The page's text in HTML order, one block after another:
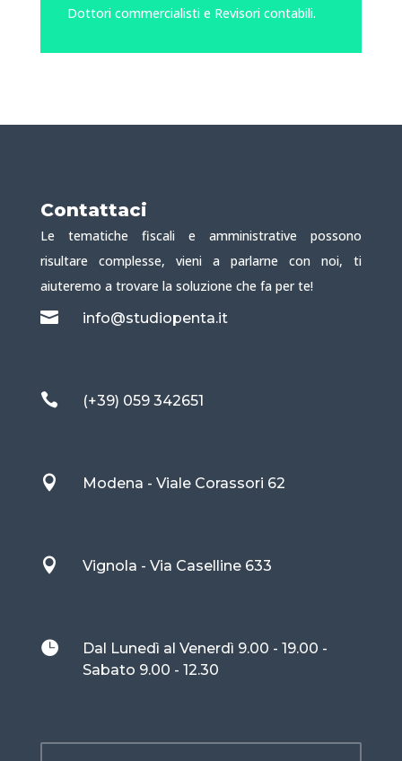
Dottori commercialisti e Revisori contabili.
Contattaci
Le tematiche fiscali e amministrative possono
risultare complesse, vieni a parlarne con noi, ti
aiuteremo a trovare la soluzione che fa per te!
 info@studiopenta.it
 (+39) 059 342651
 Modena - Viale Corassori 62
 Vignola - Via Caselline 633

Dal Lunedì al Venerdì 9.00 - 19.00 -
Sabato 9.00 - 12.30